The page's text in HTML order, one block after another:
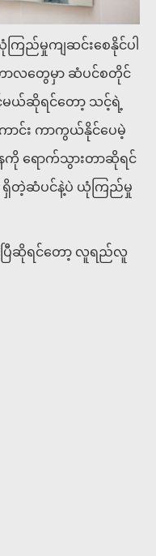
ည်မှုကျဆင်းစေနိုင်ပါ
ာလတွေမှာ ဆံပင်စတိုင်
င်မယ်ဆိုရင်တော့ သင့်ရဲ့
င်း ကာကွယ်နိုင်ပေမဲ့
ကို ရောက်သွားတာဆိုရင်
ရှိတဲ့ဆံပင်နဲ့ပဲ ယုံကြည်မှု
ပြီဆိုရင်တော့ လူရည်လူ